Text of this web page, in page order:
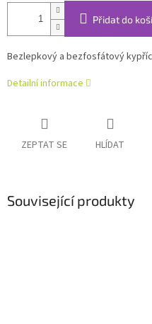
Přidat do
Bezlepkový a bezfosfátový
Detailní informace
ZEPTAT SE HLÍDAT
Související produkty